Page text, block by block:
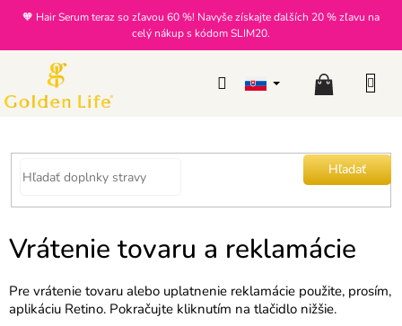
Prejsť🧡 Hair Serum teraz so zľavou 60 %! Navyše získajte ďalších 20 % zľavu na
celý nákup s kódom SLIM20.
Hľadať
Nákupný
Vrátenie tovaru a reklamácie
Pre vrátenie tovaru alebo uplatnenie reklamácie použite, prosím,
aplikáciu Retino. Pokračujte kliknutím na tlačidlo nižšie.